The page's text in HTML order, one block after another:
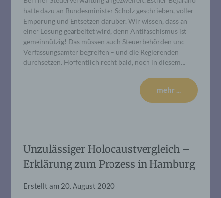
hatte dazu an Bundesminister Scholz geschrieben, voller
Empörung und Entsetzen darüber. Wir wissen, dass an
einer Lösung gearbeitet wird, denn Antifaschismus ist
gemeinnützig! Das müssen auch Steuerbehörden und
Verfassungsämter begreifen – und die Regierenden
durchsetzen. Hoffentlich recht bald, noch in diesem…
mehr ...
Unzulässiger Holocaustvergleich –
Erklärung zum Prozess in Hamburg
Erstellt am 20. August 2020